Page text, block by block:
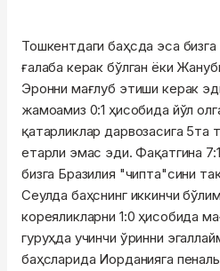
Тошкентдаги баҳсда эса
ғалаба керак бўлган ёки
Эронни мағлуб этиши керак
жамоамиз 0:1 ҳисобида йўл
қатарликлар дарвозасига 5та
етарли эмас эди. Фақатгина
бизга Бразилия "чипта"сини
Сеулда баҳснинг иккинчи
кореяликларни 1:0 ҳисобида
гуруҳда учинчи ўринни
баҳсларида Иорданияга